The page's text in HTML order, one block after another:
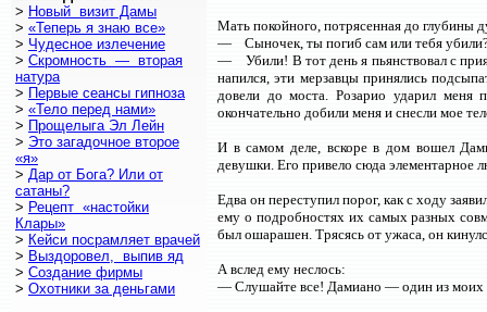
> Новый визит Дамы
> «Теперь я знаю все»
> Чудесное излечение
> Скромность — вторая
натура
> Первые сеансы гипноза
> «Тело перед нами»
> Прощелыга Эл Лейн
> Это загадочное второе
«я»
> Дар от Бога? Или от
сатаны?
> Рецепт «настойки
Клары»
> Кейси посрамляет врачей
> Выздоровел, выпив яд
> Создание фирмы
> Охотники за деньгами
Мать покойного, потрясенная до глубины
— Сыночек, ты погиб сам или тебя
— Убили! В тот день я пьянствовал с
напился, эти мерзавцы принялись
довели до моста. Розарио ударил
окончательно добили меня и снесли мое
И в самом деле, вскоре в дом вошел
девушки. Его привело сюда элементарное
Едва он переступил порог, как с ходу
ему о подробностях их самых разных
был ошарашен. Трясясь от ужаса, он
А вслед ему неслось:
— Слушайте все! Дамиано — один из